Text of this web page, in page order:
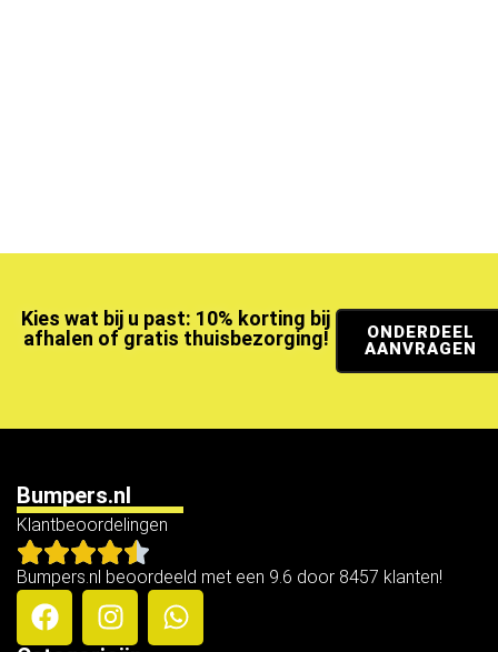
Kies wat bij u past: 10% korting bij
afhalen of gratis thuisbezorging!
ONDERDEEL
AANVRAGEN
Bumpers.nl
Klantbeoordelingen
Bumpers.nl beoordeeld met een 9.6 door 8457 klanten!